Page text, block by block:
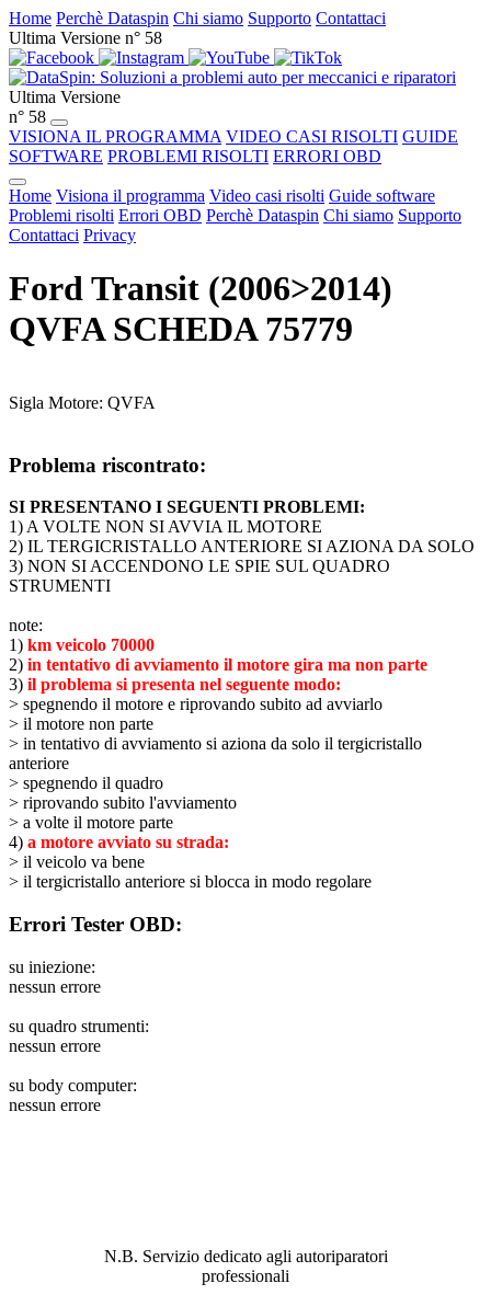
Home Perchè Dataspin Chi siamo Supporto Contattaci
Ultima Versione n° 58
Ultima Versione
n° 58
VISIONA IL PROGRAMMA VIDEO CASI RISOLTI GUIDE
SOFTWARE PROBLEMI RISOLTI ERRORI OBD
Home Visiona il programma Video casi risolti Guide software
Problemi risolti Errori OBD Perchè Dataspin Chi siamo Supporto
Contattaci Privacy
Ford Transit (2006>2014)
QVFA SCHEDA 75779
Sigla Motore: QVFA
Problema riscontrato:
SI PRESENTANO I SEGUENTI PROBLEMI:
1) A VOLTE NON SI AVVIA IL MOTORE
2) IL TERGICRISTALLO ANTERIORE SI AZIONA DA SOLO
3) NON SI ACCENDONO LE SPIE SUL QUADRO
STRUMENTI
note:
1) km veicolo 70000
2) in tentativo di avviamento il motore gira ma non parte
3) il problema si presenta nel seguente modo:
> spegnendo il motore e riprovando subito ad avviarlo
> il motore non parte
> in tentativo di avviamento si aziona da solo il tergicristallo
anteriore
> spegnendo il quadro
> riprovando subito l'avviamento
> a volte il motore parte
4) a motore avviato su strada:
> il veicolo va bene
> il tergicristallo anteriore si blocca in modo regolare
Errori Tester OBD:
su iniezione:
nessun errore
su quadro strumenti:
nessun errore
su body computer:
nessun errore
N.B. Servizio dedicato agli autoriparatori
professionali